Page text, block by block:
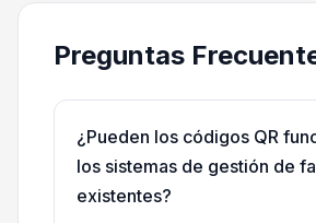
Preguntas
¿Pueden los códigos QR
los sistemas de gestión de
existentes?